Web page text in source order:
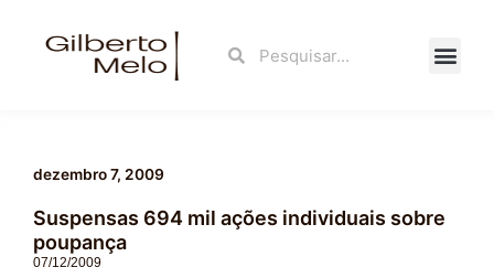
Search
dezembro 7, 2009
Suspensas 694 mil ações individuais sobre
poupança
07/12/2009